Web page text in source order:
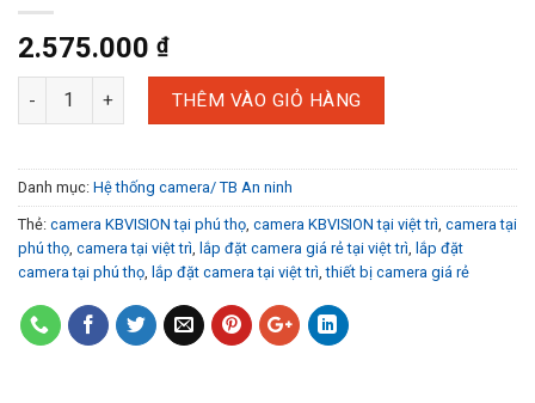
2.575.000 ₫
THÊM VÀO GIỎ HÀNG
Danh mục: Hệ thống camera/ TB An ninh
Thẻ: camera KBVISION tại phú thọ camera KBVISION tại việt trì camera tại
phú thọ camera tại việt trì lắp đặt camera giá rẻ tại việt trì lắp đặt
camera tại phú thọ lắp đặt camera tại việt trì ,thiết bị camera giá rẻ